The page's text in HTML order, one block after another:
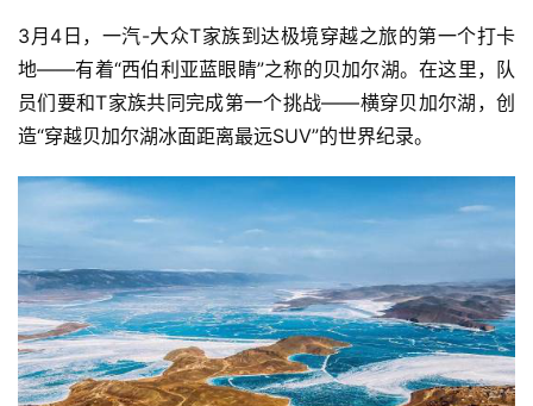
3月4日，一汽-大众T家族到达极境穿越之旅的第一个打卡
地——有着“西伯利亚蓝眼睛”之称的贝加尔湖。在这里，队
员们要和T家族共同完成第一个挑战——横穿贝加尔湖，创
造“穿越贝加尔湖冰面距离最远SUV”的世界纪录。